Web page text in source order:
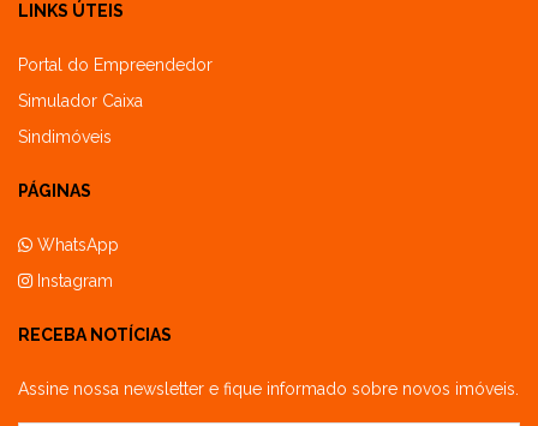
LINKS ÚTEIS
Portal do Empreendedor
Simulador Caixa
Sindimóveis
PÁGINAS
WhatsApp
Instagram
RECEBA NOTÍCIAS
Assine nossa newsletter e fique informado sobre novos imóveis.